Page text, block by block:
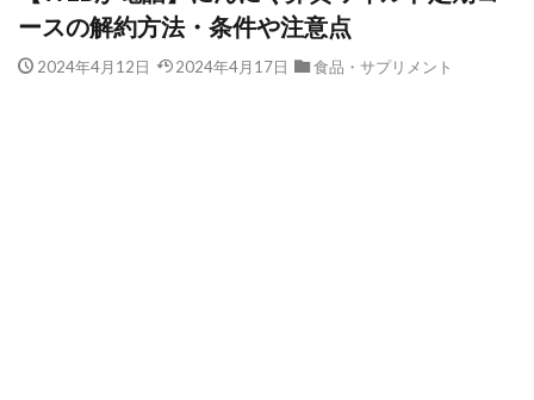
ースの解約方法・条件や注意点
2024年4月12日 2024年4月17日 食品・サプリメント